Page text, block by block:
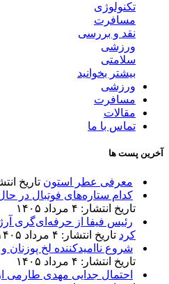
تکنولوژی
مسافرت
نقد و بررسی
ورزشی
سلامتی
بیشتر بخوانید
ورزشی
مسافرت
مقالات
تماس با ما
آخرین پست ها
معرفی عطر استون تاریخ انتشار: ۴
کدام ستاره‌های فوتبال در
تاریخ انتشار: ۴ مرداد ۱۴۰۵
رئیس فیفا از حرفه‌ای‌گری
کرد تاریخ انتشار: ۴ مرداد ۱۴۰۵
شروع ناامیدکننده لخ پوزنان
تاریخ انتشار: ۴ مرداد ۱۴۰۵
احتمال جدایی مهدی طارمی